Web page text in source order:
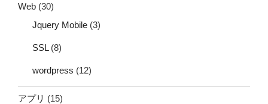
Web (30)
Jquery Mobile (3)
SSL(8)
wordpress (12)
アプリ (15)